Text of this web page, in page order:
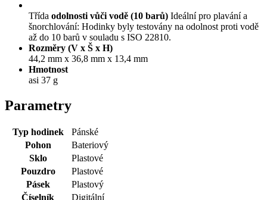
Třída odolnosti vůči vodě (10 barů) Ideální pro plavání a
šnorchlování: Hodinky byly testovány na odolnost proti vodě
až do 10 barů v souladu s ISO 22810.
Rozměry (V x Š x H)
44,2 mm x 36,8 mm x 13,4 mm
Hmotnost
asi 37 g
Parametry
Typ hodinek
Pánské
Pohon
Bateriový
Sklo
Plastové
Pouzdro
Plastové
Pásek
Plastový
Číselník
Digitální